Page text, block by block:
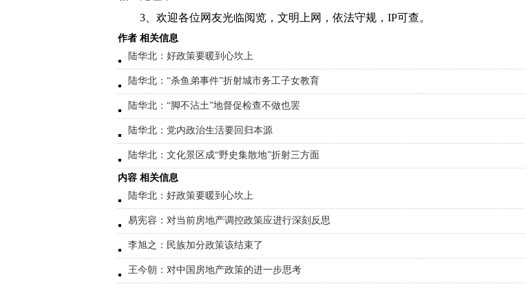
3、欢迎各位网友光临阅览，文明上网，依法守规，IP可查。
作者 相关信息
陆华北：好政策要暖到心坎上
陆华北：“杀鱼弟事件”折射城市务工子女教育
陆华北：“脚不沾土”地督促检查不做也罢
陆华北：党内政治生活要回归本源
陆华北：文化景区成“野史集散地”折射三方面
内容 相关信息
陆华北：好政策要暖到心坎上
易宪容：对当前房地产调控政策应进行深刻反思
李旭之：民族加分政策该结束了
王今朝：对中国房地产政策的进一步思考